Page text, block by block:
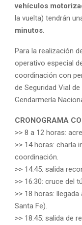
vehículos
la vuelta) tendrán
minutos
Para la realización
operativo especial
coordinación con
de Seguridad Vial
Gendarmería
CRONOGRAMA
>> 8 a 12 horas:
>> 14 horas: charla
coordinación.
>> 14:45: salida
>> 16:30: cruce del
>> 18 horas:
Santa Fe).
>> 18:45: salida de